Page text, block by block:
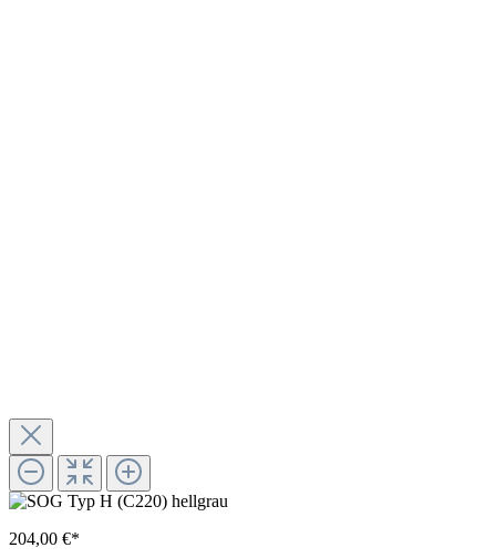
204,00 €*